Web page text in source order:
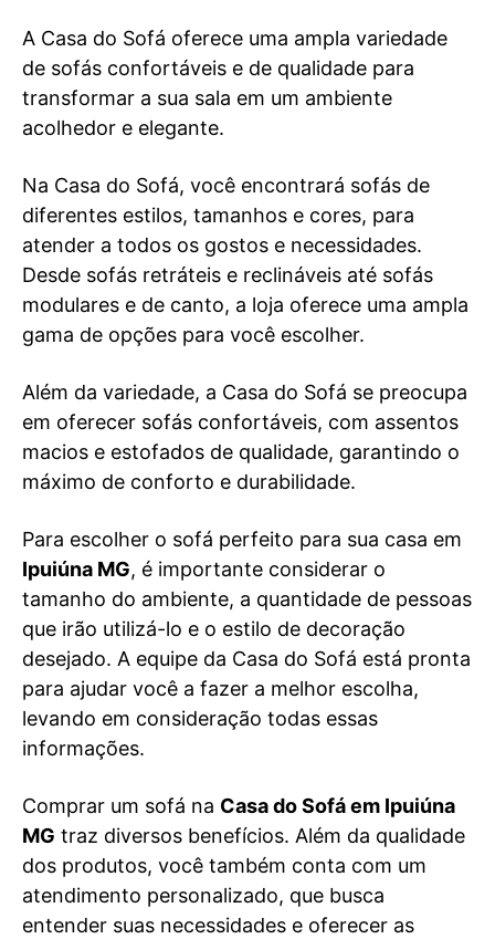
A Casa do Sofá oferece uma ampla variedade
de sofás confortáveis e de qualidade para
transformar a sua sala em um ambiente
acolhedor e elegante.
Na Casa do Sofá, você encontrará sofás de
diferentes estilos, tamanhos e cores, para
atender a todos os gostos e necessidades.
Desde sofás retráteis e reclináveis até sofás
modulares e de canto, a loja oferece uma ampla
gama de opções para você escolher.
Além da variedade, a Casa do Sofá se preocupa
em oferecer sofás confortáveis, com assentos
macios e estofados de qualidade, garantindo o
máximo de conforto e durabilidade.
Para escolher o sofá perfeito para sua casa em
Ipuiúna MG, é importante considerar o
tamanho do ambiente, a quantidade de pessoas
que irão utilizá-lo e o estilo de decoração
desejado. A equipe da Casa do Sofá está pronta
para ajudar você a fazer a melhor escolha,
levando em consideração todas essas
informações.
Comprar um sofá na Casa do Sofá em Ipuiúna
MG traz diversos benefícios. Além da qualidade
dos produtos, você também conta com um
atendimento personalizado, que busca
entender suas necessidades e oferecer as